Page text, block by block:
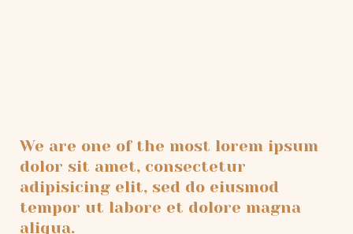
We are one of the most lorem ipsum
dolor sit amet, consectetur
adipisicing elit, sed do eiusmod
tempor ut labore et dolore magna
aliqua.​